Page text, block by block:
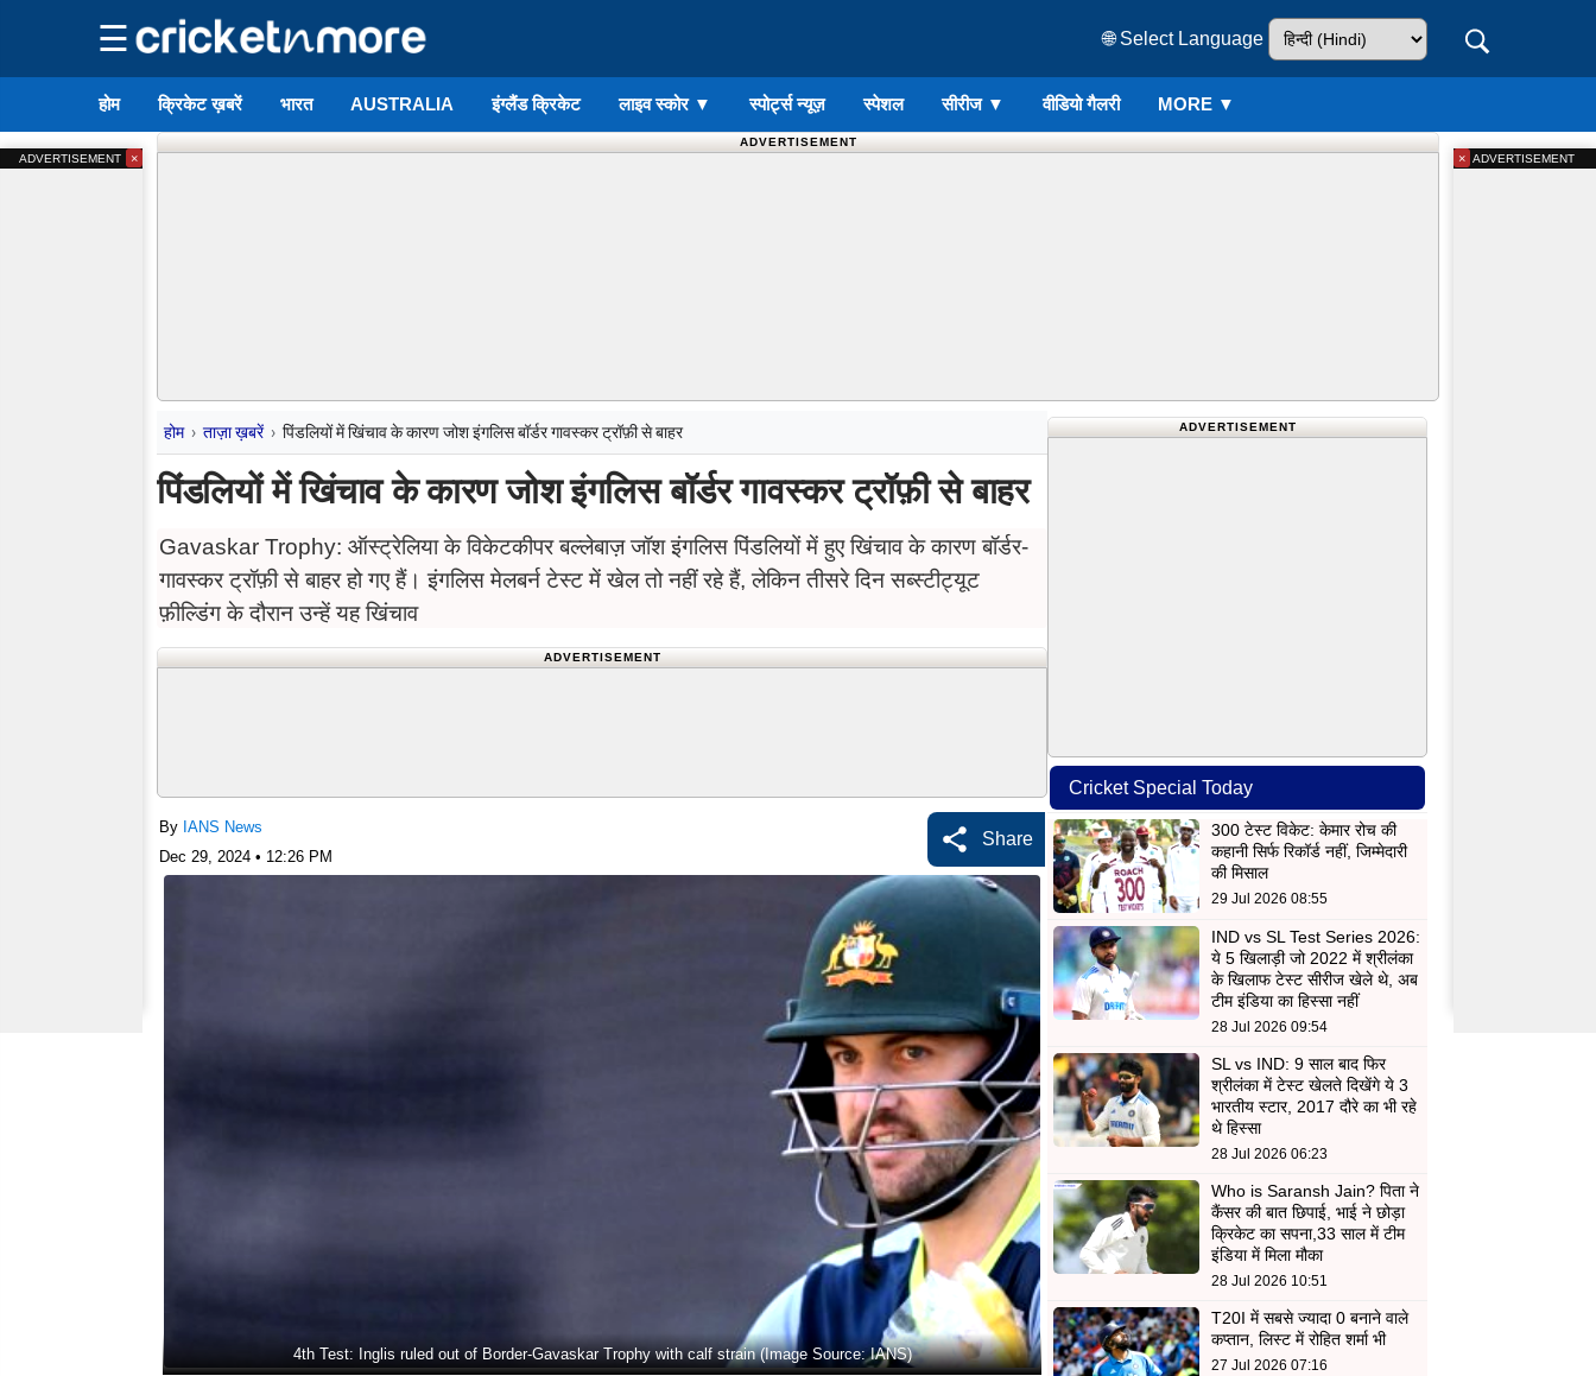
☰ 🌐 Select Language
होम क्रिकेट ख़बरें भारत AUSTRALIA इंग्लैंड क्रिकेट लाइव स्कोर ▼ स्पोर्ट्स न्यूज़ स्पेशल सीरीज ▼ वीडियो गैलरी MORE ▼
ADVERTISEMENT
होम ताज़ा ख़बरें पिंडलियों में खिंचाव के कारण जोश इंगलिस बॉर्डर गावस्कर ट्रॉफ़ी से बाहर
पिंडलियों में खिंचाव के कारण जोश इंगलिस बॉर्डर गावस्कर ट्रॉफ़ी से बाहर
Gavaskar Trophy: ऑस्ट्रेलिया के विकेटकीपर बल्लेबाज़ जॉश इंगलिस पिंडलियों में हुए खिंचाव के कारण बॉर्डर-
गावस्कर ट्रॉफ़ी से बाहर हो गए हैं। इंगलिस मेलबर्न टेस्ट में खेल तो नहीं रहे हैं, लेकिन तीसरे दिन सब्स्टीट्यूट
फ़ील्डिंग के दौरान उन्हें यह खिंचाव
ADVERTISEMENT
By IANS News
Dec 29, 2024 • 12:26 PM
Share
4th Test: Inglis ruled out of Border-Gavaskar Trophy with calf strain (Image Source: IANS)
ADVERTISEMENT
Cricket Special Today
300 टेस्ट विकेट: केमार रोच की
कहानी सिर्फ रिकॉर्ड नहीं, जिम्मेदारी
की मिसाल
29 Jul 2026 08:55
IND vs SL Test Series 2026:
ये 5 खिलाड़ी जो 2022 में श्रीलंका
के खिलाफ टेस्ट सीरीज खेले थे, अब
टीम इंडिया का हिस्सा नहीं
28 Jul 2026 09:54
SL vs IND: 9 साल बाद फिर
श्रीलंका में टेस्ट खेलते दिखेंगे ये 3
भारतीय स्टार, 2017 दौरे का भी रहे
थे हिस्सा
28 Jul 2026 06:23
Who is Saransh Jain? पिता ने
कैंसर की बात छिपाई, भाई ने छोड़ा
क्रिकेट का सपना,33 साल में टीम
इंडिया में मिला मौका
28 Jul 2026 10:51
T20I में सबसे ज्यादा 0 बनाने वाले
कप्तान, लिस्ट में रोहित शर्मा भी
27 Jul 2026 07:16
ADVERTISEMENT × ADVERTISEMENT
×